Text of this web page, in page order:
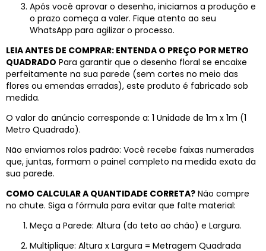
Após você aprovar o desenho, iniciamos a produção e
o prazo começa a valer. Fique atento ao seu
WhatsApp para agilizar o processo.
LEIA ANTES DE COMPRAR: ENTENDA O PREÇO POR METRO
QUADRADO Para garantir que o desenho floral se encaixe
perfeitamente na sua parede (sem cortes no meio das
flores ou emendas erradas), este produto é fabricado sob
medida.
O valor do anúncio corresponde a: 1 Unidade de 1m x 1m (1
Metro Quadrado).
Não enviamos rolos padrão: Você recebe faixas numeradas
que, juntas, formam o painel completo na medida exata da
sua parede.
COMO CALCULAR A QUANTIDADE CORRETA? Não compre
no chute. Siga a fórmula para evitar que falte material:
Meça a Parede: Altura (do teto ao chão) e Largura.
Multiplique: Altura x Largura = Metragem Quadrada